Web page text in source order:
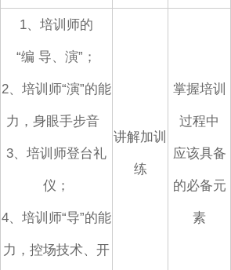
1、培训师的
“编 导、演”；
2、培训师“演”的能
力，身眼手步音
3、培训师登台礼
仪；
4、培训师“导”的能
力，控场技术、开
讲解加训
练
掌握培训
过程中
应该具备
的必备元
素